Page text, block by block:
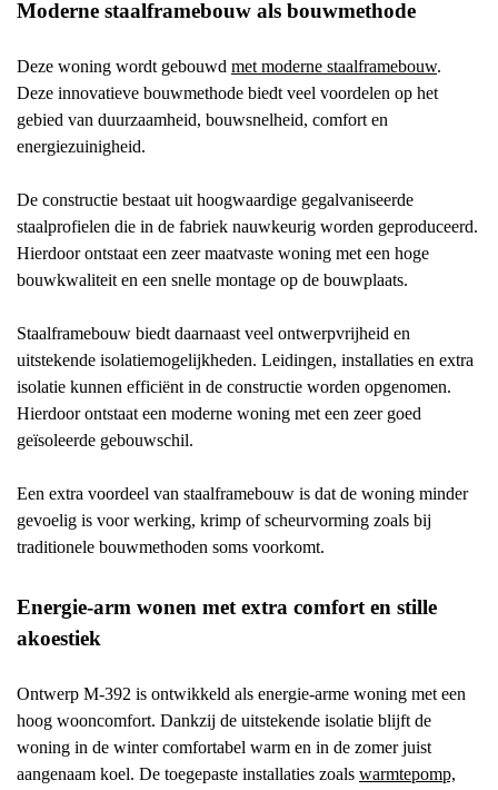
Moderne staalframebouw als bouwmethode
Deze woning wordt gebouwd met moderne staalframebouw.
Deze innovatieve bouwmethode biedt veel voordelen op het
gebied van duurzaamheid, bouwsnelheid, comfort en
energiezuinigheid.
De constructie bestaat uit hoogwaardige gegalvaniseerde
staalprofielen die in de fabriek nauwkeurig worden geproduceerd.
Hierdoor ontstaat een zeer maatvaste woning met een hoge
bouwkwaliteit en een snelle montage op de bouwplaats.
Staalframebouw biedt daarnaast veel ontwerpvrijheid en
uitstekende isolatiemogelijkheden. Leidingen, installaties en extra
isolatie kunnen efficiënt in de constructie worden opgenomen.
Hierdoor ontstaat een moderne woning met een zeer goed
geïsoleerde gebouwschil.
Een extra voordeel van staalframebouw is dat de woning minder
gevoelig is voor werking, krimp of scheurvorming zoals bij
traditionele bouwmethoden soms voorkomt.
Energie-arm wonen met extra comfort en stille
akoestiek
Ontwerp M-392 is ontwikkeld als energie-arme woning met een
hoog wooncomfort. Dankzij de uitstekende isolatie blijft de
woning in de winter comfortabel warm en in de zomer juist
aangenaam koel. De toegepaste installaties zoals warmtepomp,